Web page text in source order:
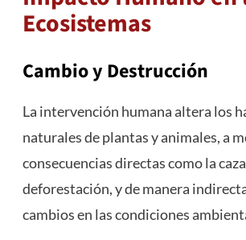
Ecosistemas
Cambio y Destrucción
La intervención humana altera los
naturales de plantas y animales, a
consecuencias directas como la
deforestación, y de manera
cambios en las condiciones